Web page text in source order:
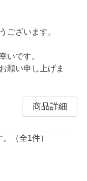
ございます。
いです。
願い申し上げま
商品詳細
（全1件）